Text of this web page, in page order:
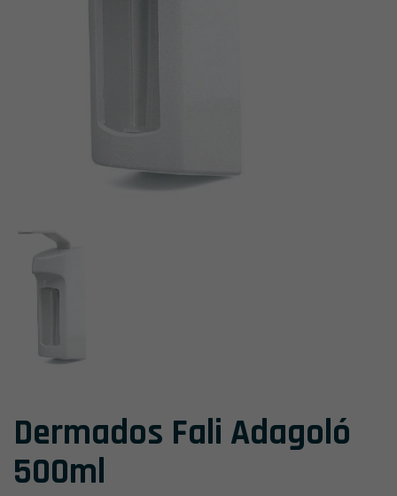
Dermados Fali Adagoló
500ml